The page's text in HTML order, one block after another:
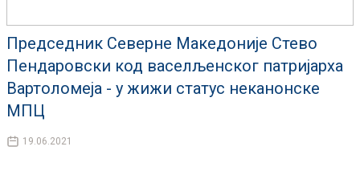
Председник Северне Македоније Стево
Пендаровски код васелљенског патријарха
Вартоломеја - у жижи статус неканонске
МПЦ
19.06.2021